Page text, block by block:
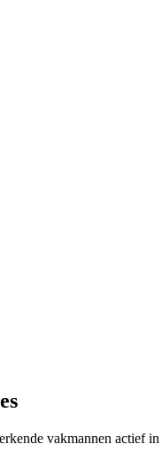
vakmannen actief in